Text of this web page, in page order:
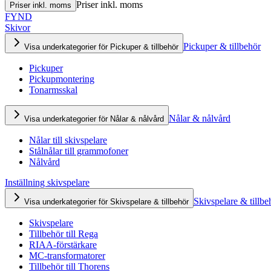
Priser inkl. moms Priser inkl. moms
FYND
Skivor
Visa underkategorier för Pickuper & tillbehör Pickuper & tillbehör
Pickuper
Pickupmontering
Tonarmsskal
Visa underkategorier för Nålar & nålvård Nålar & nålvård
Nålar till skivspelare
Stålnålar till grammofoner
Nålvård
Inställning skivspelare
Visa underkategorier för Skivspelare & tillbehör Skivspelare &
Skivspelare
Tillbehör till Rega
RIAA-förstärkare
MC-transformatorer
Tillbehör till Thorens